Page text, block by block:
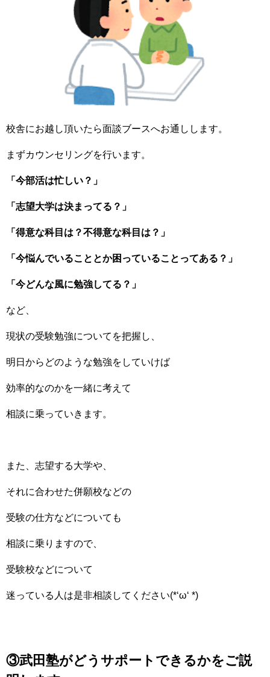
校舎にお越し頂いたら面談ブースへお通しします。
まずカウンセリングを行います。
「今部活は忙しい？」
「志望大学は決まってる？」
「得意な科目は？不得意な科目は？」
「今悩んでいることとか困っていることってある？」
「今どんな風に勉強してる？」
など、
現状の受験勉強についてを把握し、
明日からどのような勉強をしていけば
効率的なのかを一緒に考えて
相談に乗っていきます。
また、志望する大学や、
それに合わせた併願校などの
受験の仕方などについても
相談に乗りますので、
受験校などについて
迷っている人は是非相談してください(*‘ω‘ *)
③武田塾がどうサポートできるかをご説